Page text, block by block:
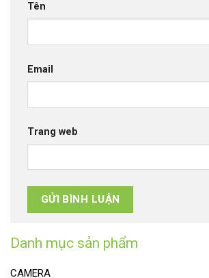
Danh mục sản phẩm
CAMERA
Tên
Email
Trang web